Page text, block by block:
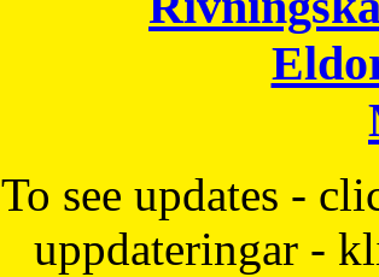
To see updates -
uppdateringar -